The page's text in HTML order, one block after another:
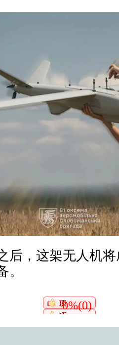
后，这架无人机
。
0%(0)